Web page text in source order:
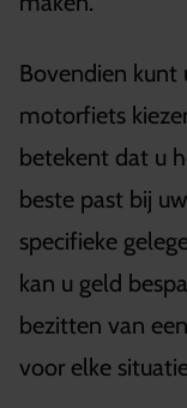
Bovendien kunt
motorfiets
betekent dat u
beste past bij
specifieke
kan u geld
bezitten van
voor elke